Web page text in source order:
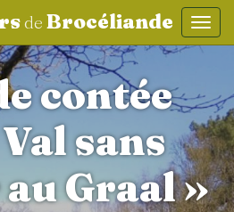
de Brocéliande
contée
sans
Graal »